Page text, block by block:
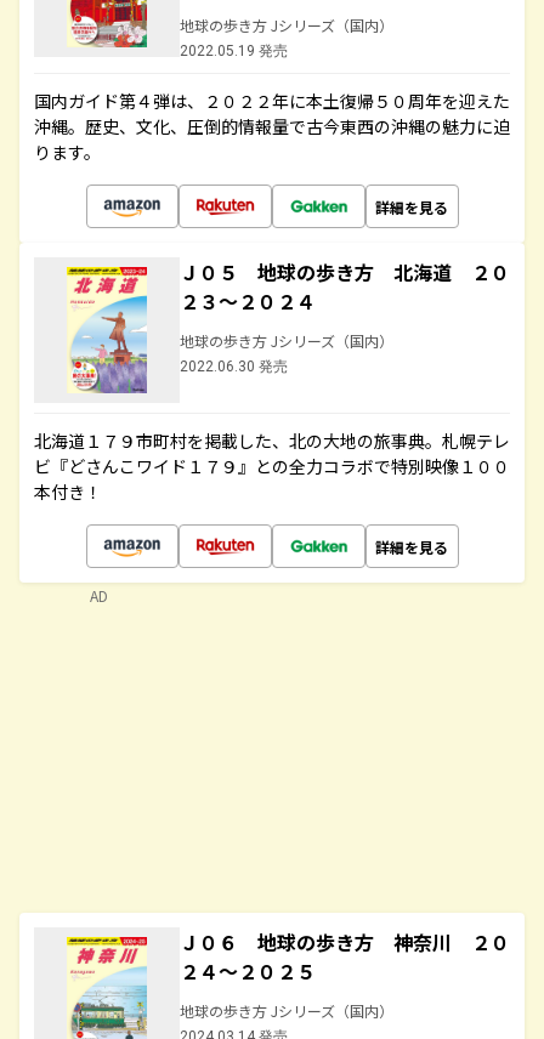
地球の歩き方 Jシリーズ（国内）
2022.05.19 発売
国内ガイド第４弾は、２０２２年に本土復帰５０周年を迎えた
沖縄。歴史、文化、圧倒的情報量で古今東西の沖縄の魅力に迫
ります。
詳細を見る
Ｊ０５ 地球の歩き方 北海道 ２０
２３～２０２４
地球の歩き方 Jシリーズ（国内）
2022.06.30 発売
北海道１７９市町村を掲載した、北の大地の旅事典。札幌テレ
ビ『どさんこワイド１７９』との全力コラボで特別映像１００
本付き！
詳細を見る
Ｊ０６ 地球の歩き方 神奈川 ２０
２４～２０２５
地球の歩き方 Jシリーズ（国内）
AD